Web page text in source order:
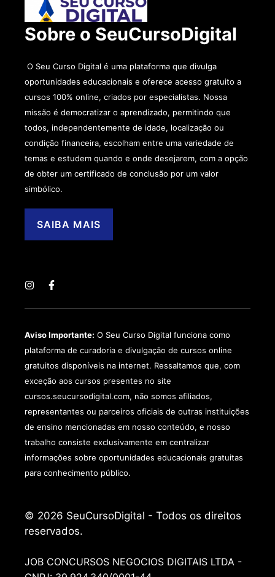
Sobre o SeuCursoDigital
O Seu Curso Digital é uma plataforma que divulga
oportunidades educacionais e oferece acesso gratuito a
cursos 100% online, criados por especialistas. Nossa
missão é democratizar o aprendizado, permitindo que
todos, independentemente de idade, localização ou
condição financeira, escolham entre uma variedade de
temas e estudem quando e onde desejarem, com a opção
de obter um certificado de conclusão por um valor
simbólico.
SAIBA MAIS
Aviso Importante: O Seu Curso Digital funciona como
plataforma de curadoria e divulgação de cursos online
gratuitos disponíveis na internet. Ressaltamos que, com
exceção aos cursos presentes no site
cursos.seucursodigital.com, não somos afiliados,
representantes ou parceiros oficiais de outras instituições
de ensino mencionadas em nosso conteúdo, e nosso
trabalho consiste exclusivamente em centralizar
informações sobre oportunidades educacionais gratuitas
para conhecimento público.
© 2026 SeuCursoDigital - Todos os direitos
reservados.
JOB CONCURSOS NEGOCIOS DIGITAIS LTDA -